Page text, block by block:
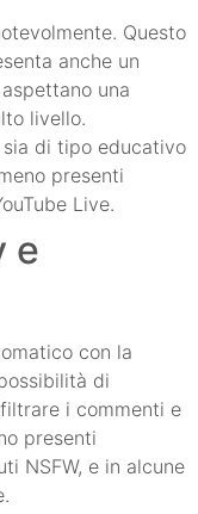
Questo
anche un
una
livello.
di tipo educativo
presenti
Live.
e
con la
di
i commenti e
presenti
NSFW, e in alcune